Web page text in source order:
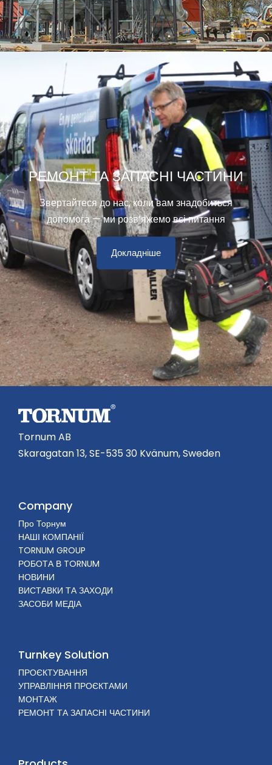
РЕМОНТ ТА ЗАПАСНІ ЧАСТИНИ
Звертайтеся до нас, коли вам знадобиться
допомога — ми розв’яжемо всі питання
Докладніше
Tornum AB
Skaragatan 13, SE-535 30 Kvänum, Sweden
Company
Про Торнум
НАШІ КОМПАНІЇ
TORNUM GROUP
РОБОТА В TORNUM
НОВИНИ
ВИСТАВКИ ТА ЗАХОДИ
ЗАСОБИ МЕДІА
Turnkey Solution
ПРОЄКТУВАННЯ
УПРАВЛІННЯ ПРОЄКТАМИ
МОНТАЖ
РЕМОНТ ТА ЗАПАСНІ ЧАСТИНИ